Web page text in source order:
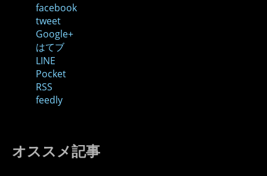
facebook
tweet
Google+
はてブ
LINE
Pocket
RSS
feedly
オススメ記事